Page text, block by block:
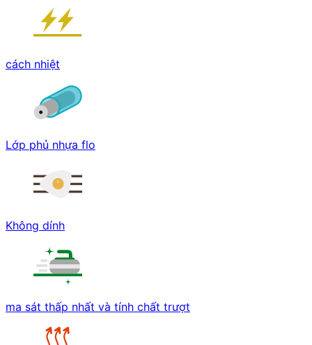
cách nhiệt
Lớp phủ nhựa flo
Không dính
ma sát thấp nhất và tính chất trượt